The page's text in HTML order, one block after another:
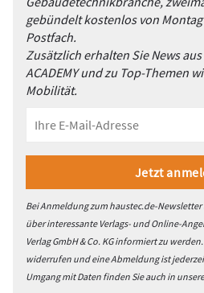
gebündelt kostenlos von
Postfach.
Zusätzlich erhalten Sie News
ACADEMY und zu Top-Themen
Mobilität.
Bei Anmeldung zum haustec.de-
über interessante Verlags- und Online-
Verlag GmbH & Co. KG informiert zu
widerrufen und eine Abmeldung ist
Umgang mit Daten finden Sie auch in